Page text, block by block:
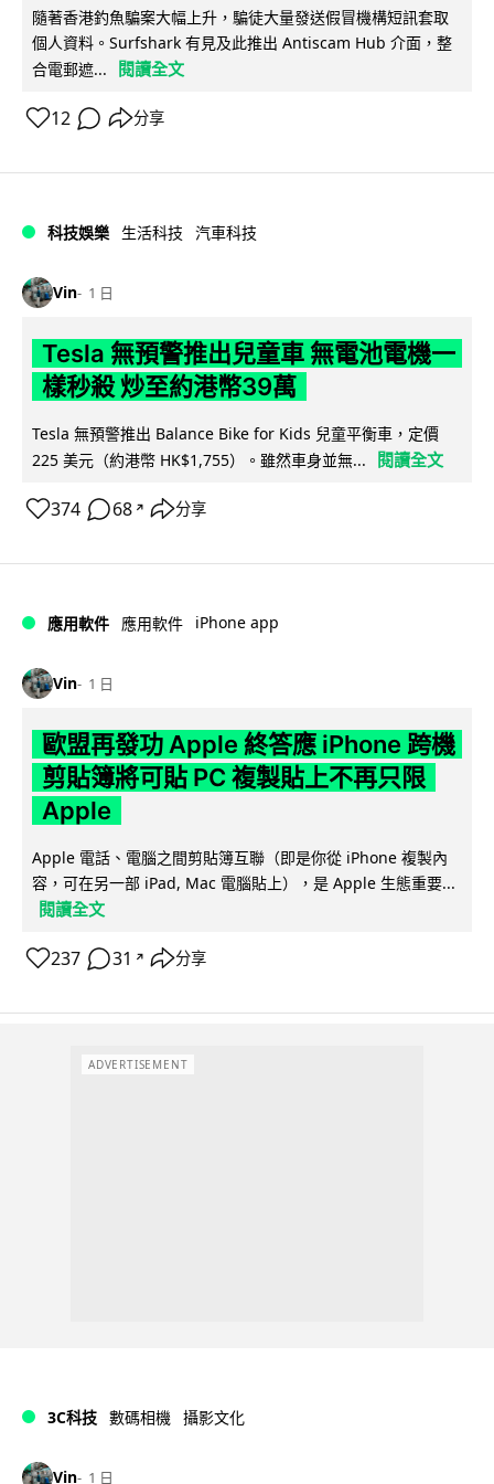
隨著香港釣魚騙案大幅上升，騙徒大量發送假冒機構短訊套取
個人資料。Surfshark 有見及此推出 Antiscam Hub 介面，整
合電郵遮...
閱讀全文
12 分享
科技娛樂 生活科技 汽車科技
Vin 1 日
Tesla 無預警推出兒童車 無電池電機一
樣秒殺 炒至約港幣39萬
Tesla 無預警推出 Balance Bike for Kids 兒童平衡車，定價
225 美元（約港幣 HK$1,755）。雖然車身並無...
閱讀全文
374 68 ↗ 分享
應用軟件 應用軟件 iPhone app
Vin 1 日
歐盟再發功 Apple 終答應 iPhone 跨機
剪貼簿將可貼 PC 複製貼上不再只限
Apple
Apple 電話、電腦之間剪貼簿互聯（即是你從 iPhone 複製內
容，可在另一部 iPad, Mac 電腦貼上），是 Apple 生態重要...
閱讀全文
237 31 ↗ 分享
ADVERTISEMENT
3C科技 數碼相機 攝影文化
Vin 1 日